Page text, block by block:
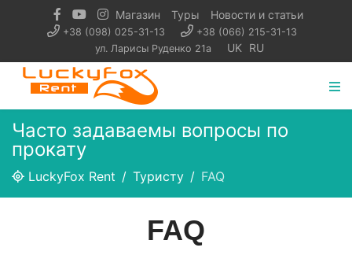
Магазин Туры Новости и статьи
+38 (098) 025-31-13
+38 (066) 215-31-13
ул. Ларисы Руденко 21а
UK RU
Часто задаваемы вопросы по
прокату
LuckyFox Rent Туристу FAQ
FAQ